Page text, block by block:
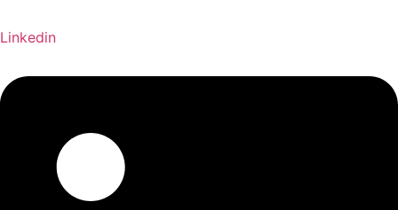
Linkedin